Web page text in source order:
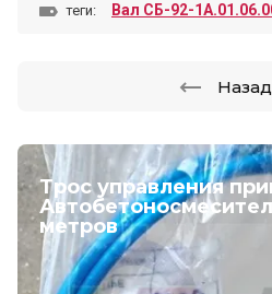
Трос управления
метров
теги: Вал СБ-92-
Назад